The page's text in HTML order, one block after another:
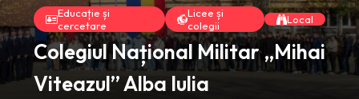
Educație și
cercetare
Licee și
colegii
Local
Colegiul Național Militar „Mihai
Viteazul” Alba Iulia